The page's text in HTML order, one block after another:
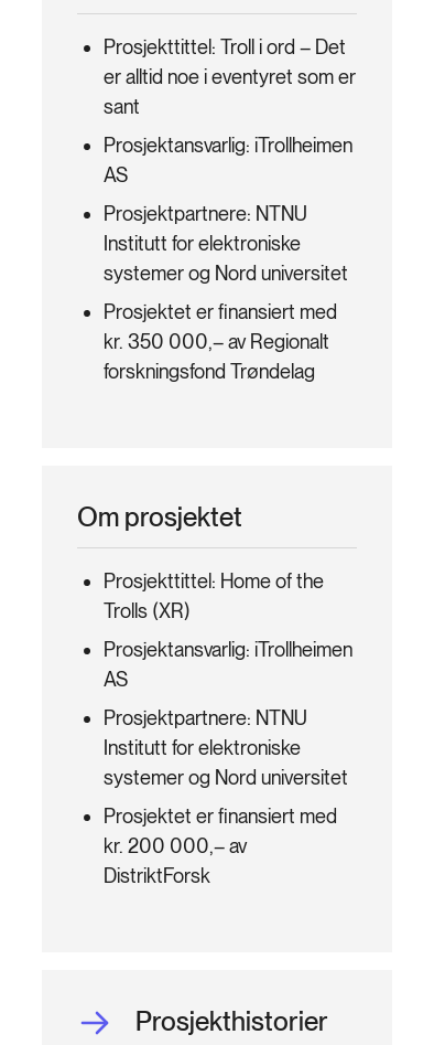
Prosjekttittel: Troll i ord – Det
er alltid noe i eventyret som er
sant
Prosjektansvarlig: iTrollheimen
AS
Prosjektpartnere: NTNU
Institutt for elektroniske
systemer og Nord universitet
Prosjektet er finansiert med
kr. 350 000,– av Regionalt
forskningsfond Trøndelag
Om prosjektet
Prosjekttittel: Home of the
Trolls (XR)
Prosjektansvarlig: iTrollheimen
AS
Prosjektpartnere: NTNU
Institutt for elektroniske
systemer og Nord universitet
Prosjektet er finansiert med
kr. 200 000,– av
DistriktForsk
Prosjekthistorier